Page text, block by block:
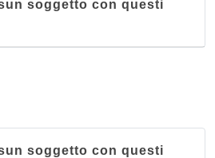
soggetto con questi
soggetto con questi